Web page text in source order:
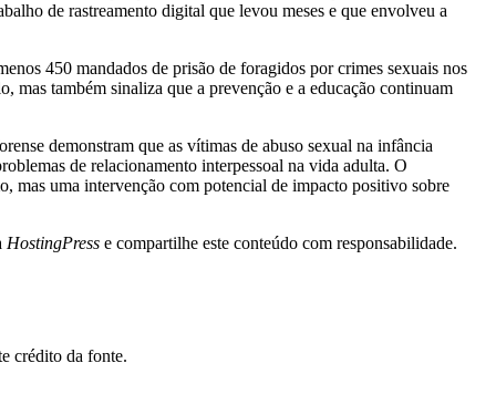
de rastreamento digital que levou meses e que envolveu a
450 mandados de prisão de foragidos por crimes sexuais nos
mas também sinaliza que a prevenção e a educação continuam
demonstram que as vítimas de abuso sexual na infância
de relacionamento interpessoal na vida adulta. O
mas uma intervenção com potencial de impacto positivo sobre
HostingPress e compartilhe este conteúdo com responsabilidade.
crédito da fonte.